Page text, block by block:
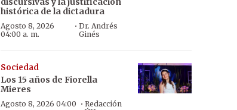
histórica de la dictadura
Agosto 8, 2026
04:00 a. m.
·Dr. Andrés
Ginés
Sociedad
Los 15 años de Fiorella
Mieres
Agosto 8, 2026 04:00 · Redacción